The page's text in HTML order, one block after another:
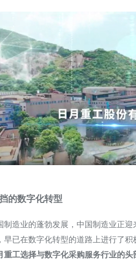
的数字化转型
制造业的蓬勃发展，中国制造业正
早已在数字化转型的道路上进行了积
重工选择与数字化采购服务行业的